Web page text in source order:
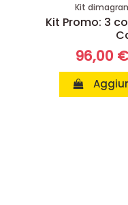
Kit
Kit Promo: 3
96,00 €